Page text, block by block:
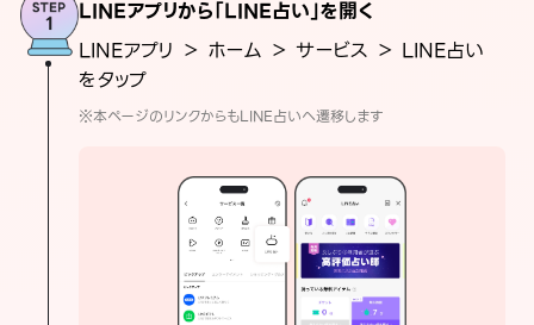
LINEアプリから「LINE占い」を開く
LINEアプリ ＞ ホーム ＞ サービス ＞ LINE占い
をタップ
※本ページのリンクからもLINE占いへ遷移します